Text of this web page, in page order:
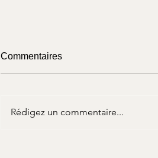
Commentaires
Rédigez un commentaire...